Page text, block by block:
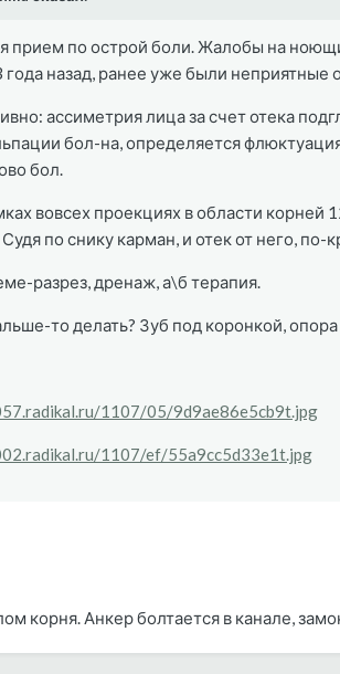
прием по острой боли. Жалобы на
года назад, ранее уже были
ассиметрия лица за счет отека
бол-на, определяется
бол.
вовсех проекциях в области корней
Судя по снику карман, и отек от него,
разрез, дренаж, а\б терапия.
то делать? Зуб под коронкой,
1107/05/9d9ae86e5cb9t.jpg
1107/ef/55a9cc5d33e1t.jpg
корня. Анкер болтается в канале,